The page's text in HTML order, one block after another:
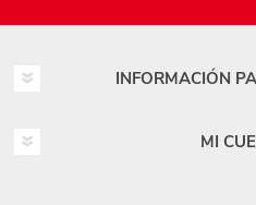
INFORMACIÓN
MI